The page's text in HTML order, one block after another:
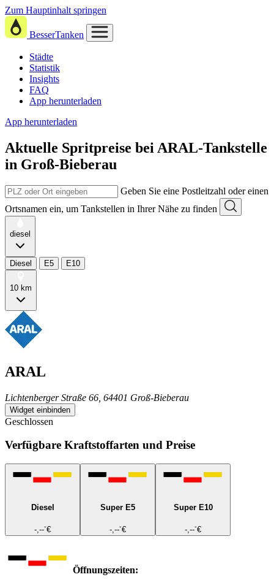
Zum Hauptinhalt springen
BesserTanken
Städte
Statistik
Insights
FAQ
App herunterladen
App herunterladen
Aktuelle Spritpreise bei ARAL-Tankstelle
in Groß-Bieberau
Geben Sie eine Postleitzahl oder einen
Ortsnamen ein, um Tankstellen in Ihrer Nähe zu finden
diesel
Diesel E5 E10
10 km
ARAL
Lichtenberger Straße 66, 64401 Groß-Bieberau
Widget einbinden
Geschlossen
Verfügbare Kraftstoffarten und Preise
Diesel
-,---€
Super E5
-,---€
Super E10
-,---€
Öffnungszeiten: